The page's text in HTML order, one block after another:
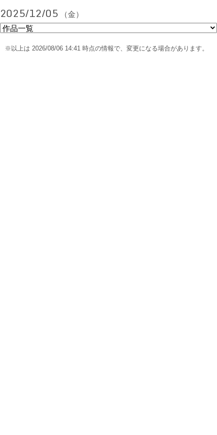
2025/12/05 （金）
※以上は 2026/08/06 14:41 時点の情報で、変更になる場合があります。